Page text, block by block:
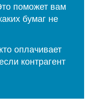
поможет вам
бумаг не
оплачивает
контрагент